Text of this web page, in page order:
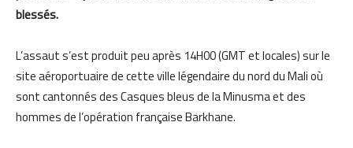
blessés.
L’assaut s’est produit peu après 14H00 (GMT et locales) sur le
site aéroportuaire de cette ville légendaire du nord du Mali où
sont cantonnés des Casques bleus de la Minusma et des
hommes de l’opération française Barkhane.